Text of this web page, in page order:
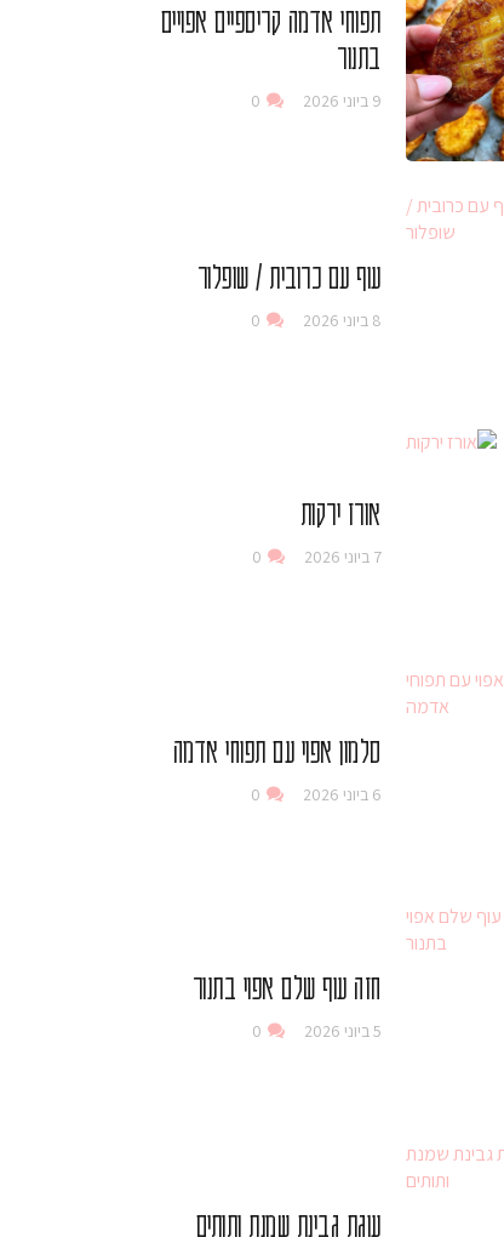
תפוחי אדמה קריספיים אפויים
בתנור
9 ביוני 2026 0
עוף עם כרובית / שופלור
8 ביוני 2026 0
אורז ירקות
7 ביוני 2026 0
סלמון אפוי עם תפוחי אדמה
6 ביוני 2026 0
חזה עוף שלם אפוי בתנור
5 ביוני 2026 0
עוגת גבינת שמנת ותותים